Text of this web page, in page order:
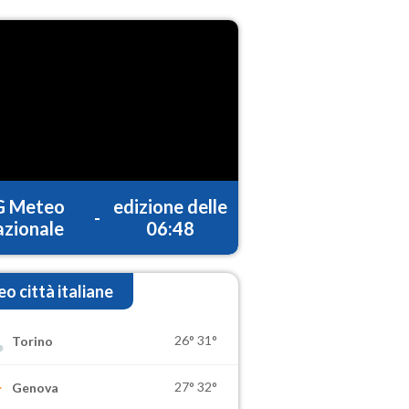
Meteo
-
edizione delle
06:48
città italiane
Torino 26° 31°
Genova 27° 32°